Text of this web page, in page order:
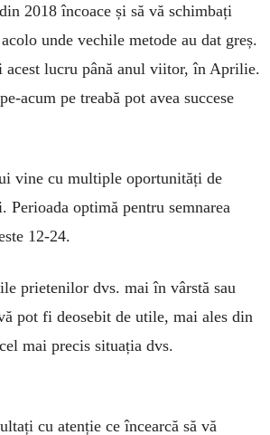
2018 încoace și să vă schimbați
unde vechile metode au dat greș.
acest lucru până anul viitor, în Aprilie.
acum pe treabă pot avea succese
vine cu mul­tiple oportunități de
optimă pentru semnarea
12-24.
prietenilor dvs. mai în vârstă sau
pot fi deosebit de utile, mai ales din
mai precis situația dvs.
cu atenție ce încearcă să vă